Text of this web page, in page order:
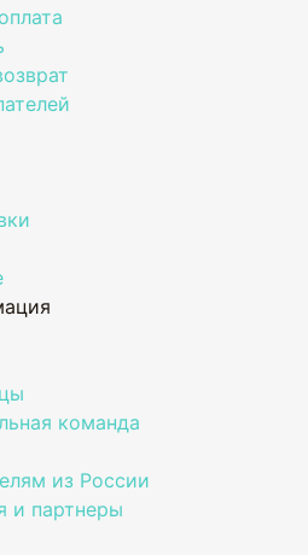
команда
из России
и партнеры